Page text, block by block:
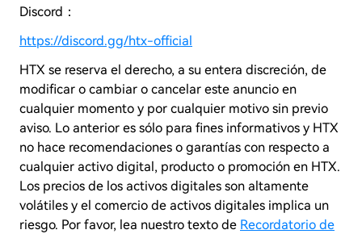
Discord：
https://discord.gg/htx-official
HTX se reserva el derecho, a su entera discreción, de
modificar o cambiar o cancelar este anuncio en
cualquier momento y por cualquier motivo sin previo
aviso. Lo anterior es sólo para fines informativos y HTX
no hace recomendaciones o garantías con respecto a
cualquier activo digital, producto o promoción en HTX.
Los precios de los activos digitales son altamente
volátiles y el comercio de activos digitales implica un
riesgo. Por favor, lea nuestro texto de Recordatorio de